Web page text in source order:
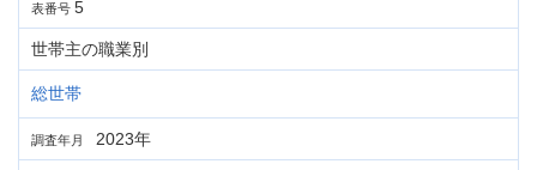
表番号 5
世帯主の職業別
総世帯
調査年月 2023年